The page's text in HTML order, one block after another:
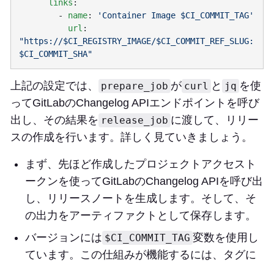
      links
        -
name:
          url
"https://$CI_REGISTRY_IMAGE/$CI_COMMIT_REF_SLUG:
上記の設定では、 prepare_job が curl と jq を使
ってGitLabのChangelog APIエンドポイントを呼び
出し、その結果を release_job に渡して、リリー
スの作成を行います。詳しく見ていきましょう。
まず、先ほど作成したプロジェクトアクセスト
ークンを使ってGitLabのChangelog APIを呼び出
し、リリースノートを生成します。そして、そ
の出力をアーティファクトとして保存します。
バージョンには $CI_COMMIT_TAG 変数を使用し
ています。この仕組みが機能するには、タグに